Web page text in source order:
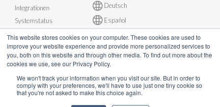
This website stores cookies on your computer. These cookies are used to
improve your website experience and provide more personalized services to
you, both on this website and through other media. To find out more about the
cookies we use, see our Privacy Policy.
We won't track your information when you visit our site. But in order to
comply with your preferences, we'll have to use just one tiny cookie so
that you're not asked to make this choice again.
Integrationen
Systemstatus
Deutsch
Español
© InEvent, Inc. 2026
Nutzungsbedingungen • Datenschutzerklärung